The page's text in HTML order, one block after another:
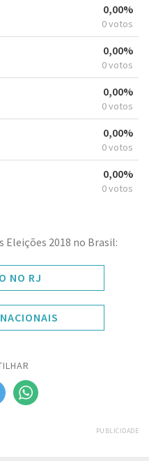
0,00%
0 votos
0,00%
0 votos
0,00%
0 votos
0,00%
0 votos
0,00%
0 votos
Eleições 2018 no Brasil:
NO RJ
PUBLICIDADE